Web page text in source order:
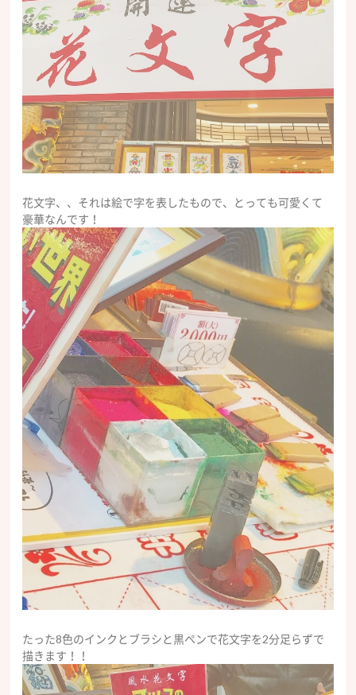
花文字、、それは絵で字を表したもので、とっても可愛くて
豪華なんです！
たった8色のインクとブラシと黒ペンで花文字を2分足らずで
描きます！！